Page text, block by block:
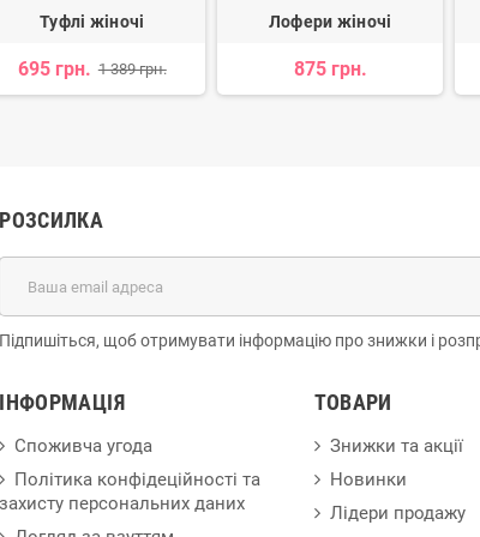
Туфлі жіночі
695 грн. 1 389 грн.
Лофери жіночі
875 грн.
РОЗСИЛКА
Підпишіться, щоб отримувати інформацію про знижки і
ІНФОРМАЦІЯ
Споживча угода
Політика конфідеційності та
захисту персональних даних
ТОВАРИ
Знижки та акції
Новинки
Лідери продажу